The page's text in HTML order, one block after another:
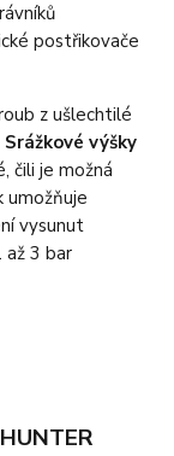
postřikovače
z ušlechtilé
Srážkové výšky
čili je možná
umožňuje
vysunut
až 3 bar